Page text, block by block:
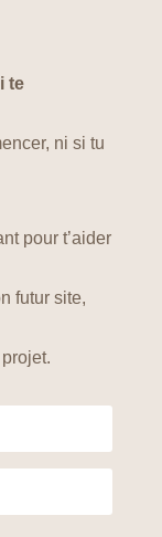
te
ni si tu
pour t’aider
futur site,